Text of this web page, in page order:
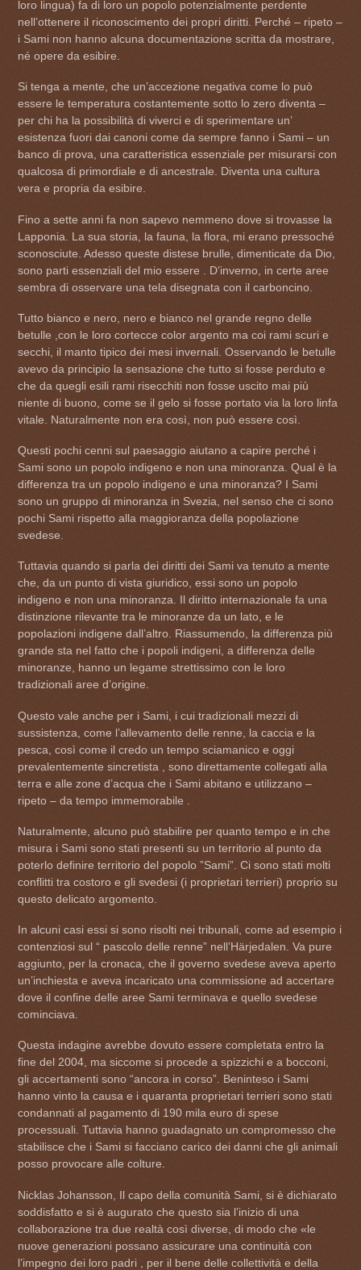
loro lingua) fa di loro un popolo potenzialmente perdente
nell’ottenere il riconoscimento dei propri diritti. Perché – ripeto –
i Sami non hanno alcuna documentazione scritta da mostrare,
né opere da esibire.
Si tenga a mente, che un’accezione negativa come lo può
essere le temperatura costantemente sotto lo zero diventa –
per chi ha la possibilità di viverci e di sperimentare un’
esistenza fuori dai canoni come da sempre fanno i Sami – un
banco di prova, una caratteristica essenziale per misurarsi con
qualcosa di primordiale e di ancestrale. Diventa una cultura
vera e propria da esibire.
Fino a sette anni fa non sapevo nemmeno dove si trovasse la
Lapponia. La sua storia, la fauna, la flora, mi erano pressoché
sconosciute. Adesso queste distese brulle, dimenticate da Dio,
sono parti essenziali del mio essere . D’inverno, in certe aree
sembra di osservare una tela disegnata con il carboncino.
Tutto bianco e nero, nero e bianco nel grande regno delle
betulle ,con le loro cortecce color argento ma coi rami scuri e
secchi, il manto tipico dei mesi invernali. Osservando le betulle
avevo da principio la sensazione che tutto si fosse perduto e
che da quegli esili rami risecchiti non fosse uscito mai più
niente di buono, come se il gelo si fosse portato via la loro linfa
vitale. Naturalmente non era così, non può essere così.
Questi pochi cenni sul paesaggio aiutano a capire perché i
Sami sono un popolo indigeno e non una minoranza. Qual è la
differenza tra un popolo indigeno e una minoranza? I Sami
sono un gruppo di minoranza in Svezia, nel senso che ci sono
pochi Sami rispetto alla maggioranza della popolazione
svedese.
Tuttavia quando si parla dei diritti dei Sami va tenuto a mente
che, da un punto di vista giuridico, essi sono un popolo
indigeno e non una minoranza. Il diritto internazionale fa una
distinzione rilevante tra le minoranze da un lato, e le
popolazioni indigene dall’altro. Riassumendo, la differenza più
grande sta nel fatto che i popoli indigeni, a differenza delle
minoranze, hanno un legame strettissimo con le loro
tradizionali aree d’origine.
Questo vale anche per i Sami, i cui tradizionali mezzi di
sussistenza, come l’allevamento delle renne, la caccia e la
pesca, così come il credo un tempo sciamanico e oggi
prevalentemente sincretista , sono direttamente collegati alla
terra e alle zone d’acqua che i Sami abitano e utilizzano –
ripeto – da tempo immemorabile .
Naturalmente, alcuno può stabilire per quanto tempo e in che
misura i Sami sono stati presenti su un territorio al punto da
poterlo definire territorio del popolo ”Sami”. Ci sono stati molti
conflitti tra costoro e gli svedesi (i proprietari terrieri) proprio su
questo delicato argomento.
In alcuni casi essi si sono risolti nei tribunali, come ad esempio i
contenziosi sul “ pascolo delle renne” nell’Härjedalen. Va pure
aggiunto, per la cronaca, che il governo svedese aveva aperto
un’inchiesta e aveva incaricato una commissione ad accertare
dove il confine delle aree Sami terminava e quello svedese
cominciava.
Questa indagine avrebbe dovuto essere completata entro la
fine del 2004, ma siccome si procede a spizzichi e a bocconi,
gli accertamenti sono “ancora in corso”. Beninteso i Sami
hanno vinto la causa e i quaranta proprietari terrieri sono stati
condannati al pagamento di 190 mila euro di spese
processuali. Tuttavia hanno guadagnato un compromesso che
stabilisce che i Sami si facciano carico dei danni che gli animali
posso provocare alle colture.
Nicklas Johansson, Il capo della comunità Sami, si è dichiarato
soddisfatto e si è augurato che questo sia l’inizio di una
collaborazione tra due realtà così diverse, di modo che «le
nuove generazioni possano assicurare una continuità con
l’impegno dei loro padri , per il bene delle collettività e della